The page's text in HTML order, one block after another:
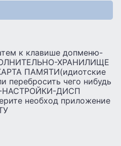
к клавише допменю-
ХРАНИЛИЩЕ
ПАМЯТИ(идиотские
перебросить чего нибудь
НАСТРОЙКИ-ДИСП
необход приложение